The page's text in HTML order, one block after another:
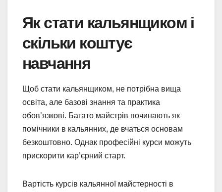
Як стати кальянщиком і
скільки коштує
навчання
Щоб стати кальянщиком, не потрібна вища
освіта, але базові знання та практика
обов’язкові. Багато майстрів починають як
помічники в кальянних, де вчаться основам
безкоштовно. Однак професійні курси можуть
прискорити кар’єрний старт.
Вартість курсів кальянної майстерності в